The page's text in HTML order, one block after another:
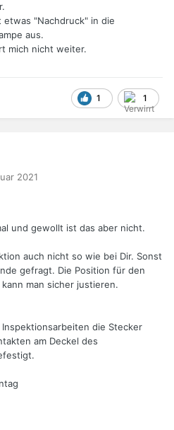
etwas "Nachdruck" in die
aus.
mich nicht weiter.
1 1
2021
und gewollt ist das aber nicht.
auch nicht so wie bei Dir. Sonst
gefragt. Die Position für den
man sicher justieren.
die Stecker
am Deckel des